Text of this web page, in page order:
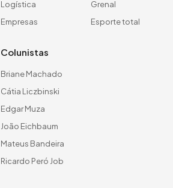
Logística
Empresas
Grenal
Esporte total
Colunistas
Briane Machado
Cátia Liczbinski
Edgar Muza
João Eichbaum
Mateus Bandeira
Ricardo Peró Job